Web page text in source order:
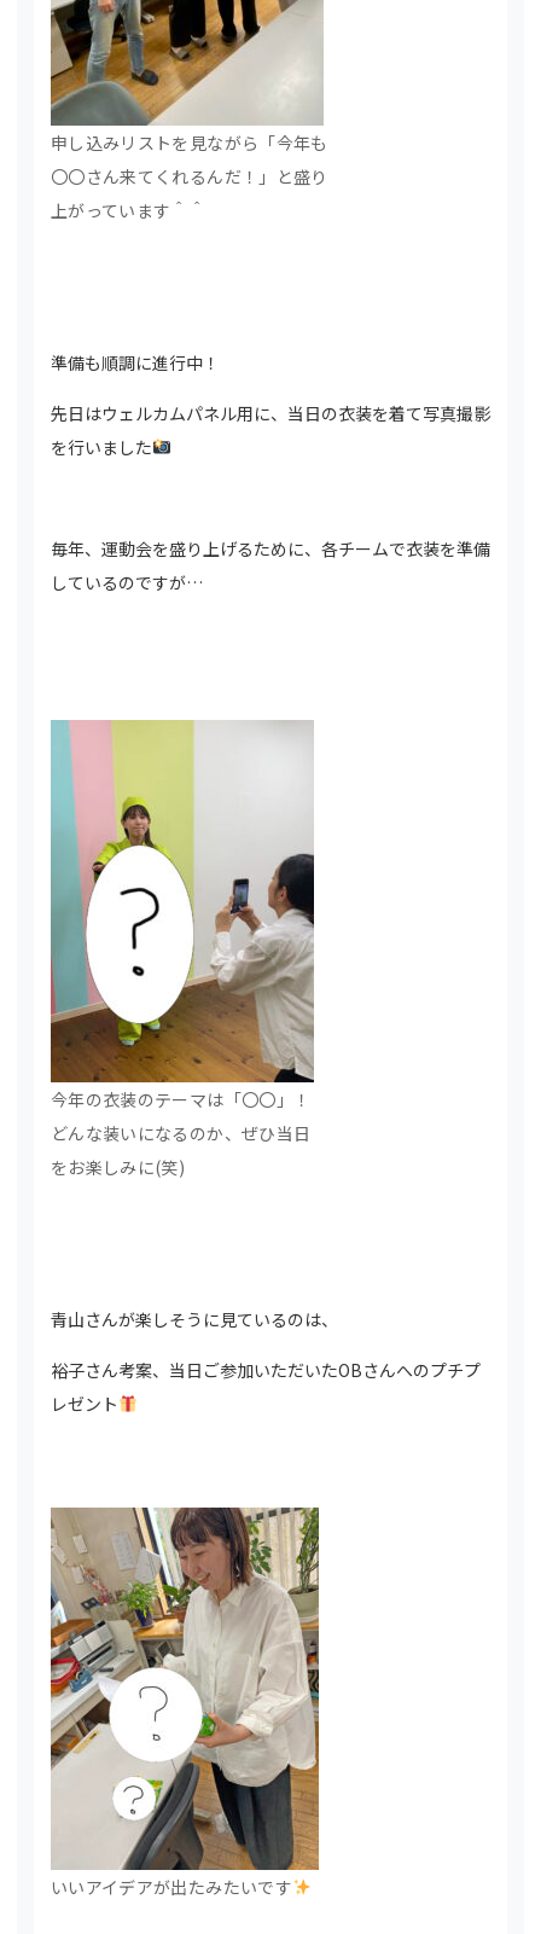
申し込みリストを見ながら「今年も
〇〇さん来てくれるんだ！」と盛り
上がっています＾＾
準備も順調に進行中！
先日はウェルカムパネル用に、当日の衣装を着て写真撮影
を行いました
毎年、運動会を盛り上げるために、各チームで衣装を準備
しているのですが…
今年の衣装のテーマは「〇〇」！
どんな装いになるのか、ぜひ当日
をお楽しみに(笑)
青山さんが楽しそうに見ているのは、
裕子さん考案、当日ご参加いただいたOBさんへのプチプ
レゼント
いいアイデアが出たみたいです